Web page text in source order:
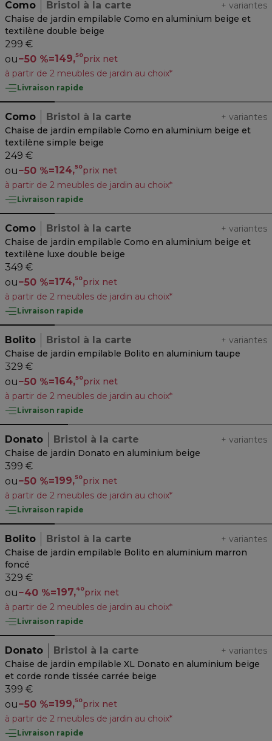
Como Bristol à la carte + variantes
Chaise de jardin empilable Como en aluminium beige et
textilène double beige
299 €
ou−50 %=149,50prix net
à partir de 2 meubles de jardin au choix*
Livraison rapide
Como Bristol à la carte + variantes
Chaise de jardin empilable Como en aluminium beige et
textilène simple beige
249 €
ou−50 %=124,50prix net
à partir de 2 meubles de jardin au choix*
Livraison rapide
Como Bristol à la carte + variantes
Chaise de jardin empilable Como en aluminium beige et
textilène luxe double beige
349 €
ou−50 %=174,50prix net
à partir de 2 meubles de jardin au choix*
Livraison rapide
Bolito Bristol à la carte + variantes
Chaise de jardin empilable Bolito en aluminium taupe
329 €
ou−50 %=164,50prix net
à partir de 2 meubles de jardin au choix*
Livraison rapide
Donato Bristol à la carte + variantes
Chaise de jardin Donato en aluminium beige
399 €
ou−50 %=199,50prix net
à partir de 2 meubles de jardin au choix*
Livraison rapide
Bolito Bristol à la carte + variantes
Chaise de jardin empilable Bolito en aluminium marron
foncé
329 €
ou−40 %=197,40prix net
à partir de 2 meubles de jardin au choix*
Livraison rapide
Donato Bristol à la carte + variantes
Chaise de jardin empilable XL Donato en aluminium beige
et corde ronde tissée carrée beige
399 €
ou−50 %=199,50prix net
à partir de 2 meubles de jardin au choix*
Livraison rapide